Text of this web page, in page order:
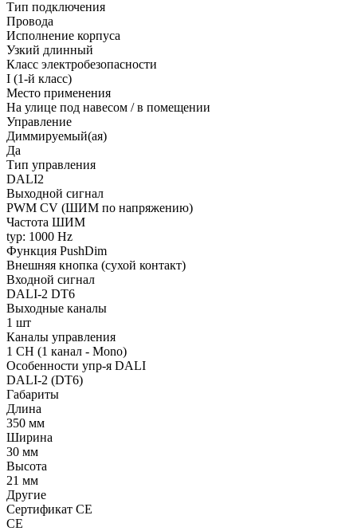
Тип подключения
Провода
Исполнение корпуса
Узкий длинный
Класс электробезопасности
I (1-й класс)
Место применения
На улице под навесом / в помещении
Управление
Диммируемый(ая)
Да
Тип управления
DALI2
Выходной сигнал
PWM СV (ШИМ по напряжению)
Частота ШИМ
typ: 1000 Hz
Функция PushDim
Внешняя кнопка (сухой контакт)
Входной сигнал
DALI-2 DT6
Выходные каналы
1 шт
Каналы управления
1 CH (1 канал - Mono)
Особенности упр-я DALI
DALI-2 (DT6)
Габариты
Длина
350 мм
Ширина
30 мм
Высота
21 мм
Другие
Сертификат CE
CE